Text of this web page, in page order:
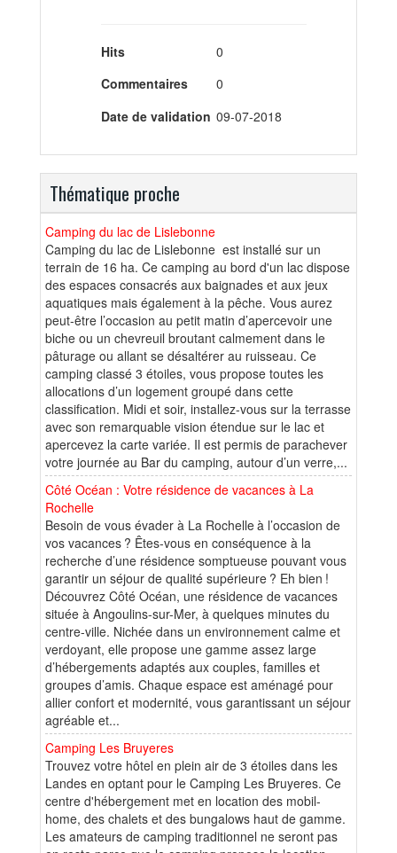
Hits
0
Commentaires
0
Date de validation 09-07-2018
Thématique proche
Camping du lac de Lislebonne
Camping du lac de Lislebonne est installé sur un
terrain de 16 ha. Ce camping au bord d'un lac dispose
des espaces consacrés aux baignades et aux jeux
aquatiques mais également à la pêche. Vous aurez
peut-être l’occasion au petit matin d’apercevoir une
biche ou un chevreuil broutant calmement dans le
pâturage ou allant se désaltérer au ruisseau. Ce
camping classé 3 étoiles, vous propose toutes les
allocations d’un logement groupé dans cette
classification. Midi et soir, installez-vous sur la terrasse
avec son remarquable vision étendue sur le lac et
apercevez la carte variée. Il est permis de parachever
votre journée au Bar du camping, autour d’un verre,...
Côté Océan : Votre résidence de vacances à La
Rochelle
Besoin de vous évader à La Rochelle à l’occasion de
vos vacances ? Êtes-vous en conséquence à la
recherche d’une résidence somptueuse pouvant vous
garantir un séjour de qualité supérieure ? Eh bien !
Découvrez Côté Océan, une résidence de vacances
située à Angoulins-sur-Mer, à quelques minutes du
centre-ville. Nichée dans un environnement calme et
verdoyant, elle propose une gamme assez large
d’hébergements adaptés aux couples, familles et
groupes d’amis. Chaque espace est aménagé pour
allier confort et modernité, vous garantissant un séjour
agréable et...
Camping Les Bruyeres
Trouvez votre hôtel en plein air de 3 étoiles dans les
Landes en optant pour le Camping Les Bruyeres. Ce
centre d'hébergement met en location des mobil-
home, des chalets et des bungalows haut de gamme.
Les amateurs de camping traditionnel ne seront pas